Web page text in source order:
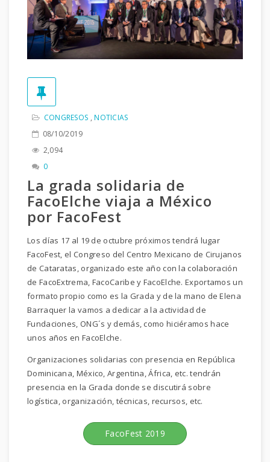
CONGRESOS ,NOTICIAS
08/10/2019
2,094
0
La grada solidaria de
FacoElche viaja a México
por FacoFest
Los días 17 al 19 de octubre próximos tendrá lugar
FacoFest, el Congreso del Centro Mexicano de Cirujanos
de Cataratas, organizado este año con la colaboración
de FacoExtrema, FacoCaribe y FacoElche. Exportamos un
formato propio como es la Grada y de la mano de Elena
Barraquer la vamos a dedicar a la actividad de
Fundaciones, ONG´s y demás, como hiciéramos hace
unos años en FacoElche.
Organizaciones solidarias con presencia en República
Dominicana, México, Argentina, África, etc. tendrán
presencia en la Grada donde se discutirá sobre
logística, organización, técnicas, recursos, etc.
FacoFest 2019